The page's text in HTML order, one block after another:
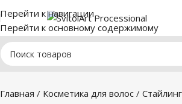
Перейти к навигации
Перейти к основному содержимому
Главная Косметика для волос Стайлинг